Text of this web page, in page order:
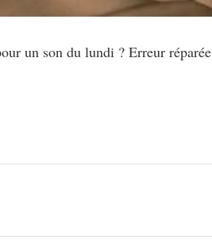
un son du lundi ? Erreur réparée